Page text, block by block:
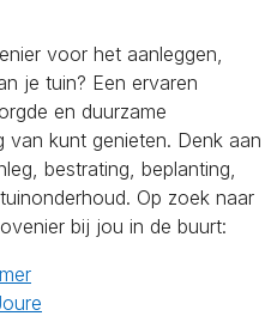
voor het aanleggen,
je tuin? Een ervaren
en duurzame
van kunt genieten. Denk aan
bestrating, beplanting,
Op zoek naar
bij jou in de buurt: